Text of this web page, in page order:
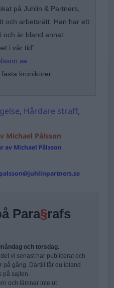
på Juhlin & Partners,
och arbetsrätt. Han har ett
och är bland annat
i vår tid”.
krönikörer.
, Hårdare straff,
Michael Pålsson
av Michael Pålsson
Para§rafs
och torsdag.
vi senast har publicerat och
på gång. Därtill får du ibland
sajten.
och lämnar inte ut